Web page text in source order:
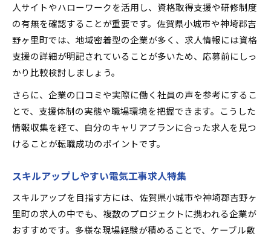
人サイトやハローワークを活用し、資格取得支援や研修制度
の有無を確認することが重要です。佐賀県小城市や神埼郡吉
野ヶ里町では、地域密着型の企業が多く、求人情報には資格
支援の詳細が明記されていることが多いため、応募前にしっ
かり比較検討しましょう。
さらに、企業の口コミや実際に働く社員の声を参考にするこ
とで、支援体制の実態や職場環境を把握できます。こうした
情報収集を経て、自分のキャリアプランに合った求人を見つ
けることが転職成功のポイントです。
スキルアップしやすい電気工事求人特集
スキルアップを目指す方には、佐賀県小城市や神埼郡吉野ヶ
里町の求人の中でも、複数のプロジェクトに携われる企業が
おすすめです。多様な現場経験が積めることで、ケーブル敷